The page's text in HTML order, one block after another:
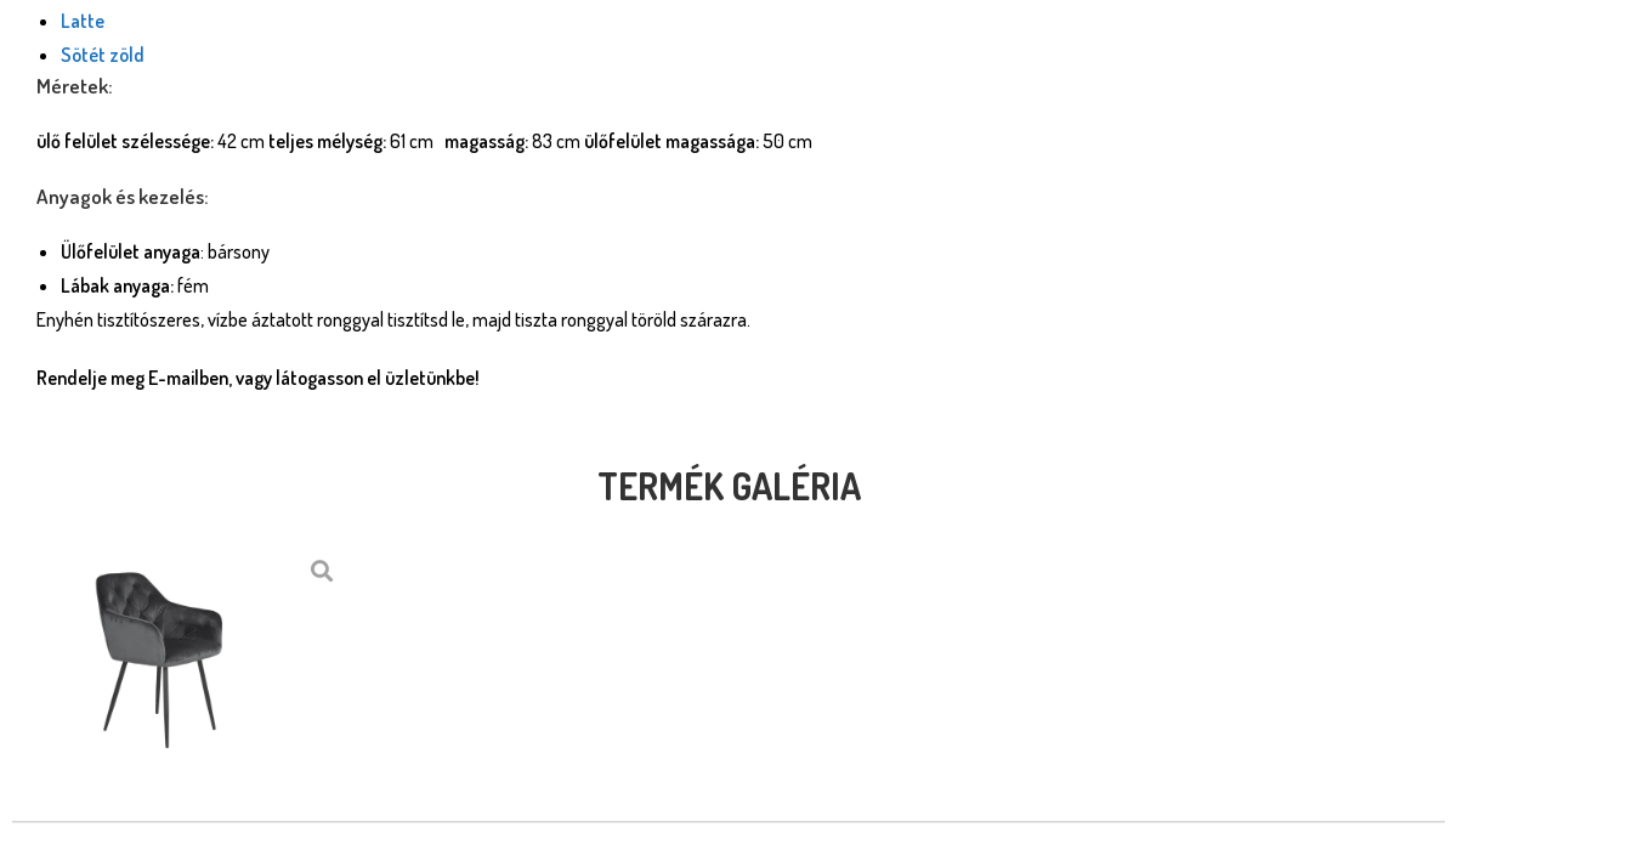
Latte
Sötét zöld
Méretek:
ülő felület szélessége:42 cm teljes mélység:61 cm magasság:83 cm ülőfelület magassága:50 cm
Anyagok és kezelés:
Ülőfelület anyaga: bársony
Lábak anyaga:fém
Enyhén tisztítószeres, vízbe áztatott ronggyal tisztítsd le, majd tiszta ronggyal töröld szárazra.
Rendelje meg E-mailben, vagy látogasson el üzletünkbe!
TERMÉK GALÉRIA